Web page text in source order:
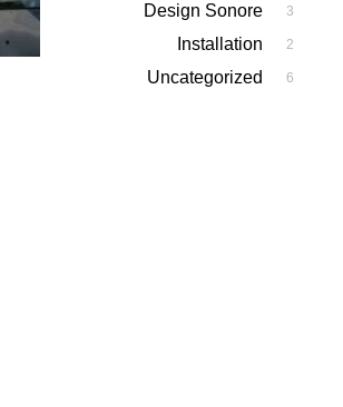
Design Sonore 3
Installation 2
Uncategorized 6